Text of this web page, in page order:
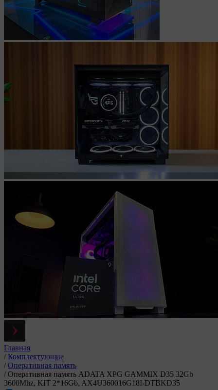
Главная
/ Комплектующие
/ Оперативная память
/ Оперативная память ADATA XPG GAMMIX D35 32Gb
3600Mhz, KIT 2*16Gb, AX4U360016G18I-DTBKD35